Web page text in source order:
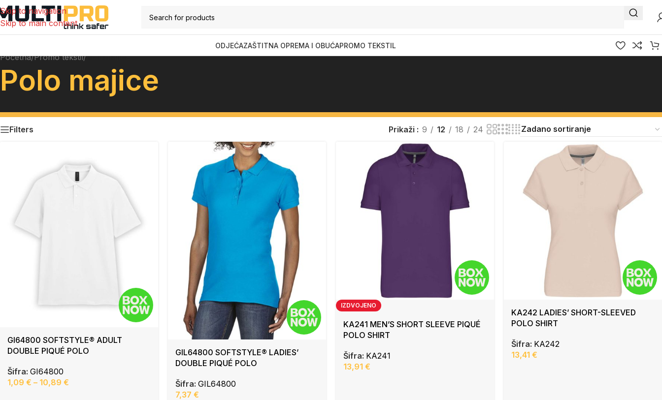
Skip to navigation
Skip to main content
ODJEĆAZAŠTITNA OPREMA I OBUĆAPROMO TEKSTIL
Početna/Promo tekstil/Polo majice
Polo majice
Filters Prikaži 9 12 18 24
GI64800 SOFTSTYLE® ADULT
DOUBLE PIQUÉ POLO
Šifra: GI64800
1,09 € – 10,89 €
GIL64800 SOFTSTYLE® LADIES’
DOUBLE PIQUÉ POLO
Šifra: GIL64800
7,37 €
IZDVOJENO
KA241 MEN’S SHORT SLEEVE PIQUÉ
POLO SHIRT
Šifra: KA241
13,91 €
KA242 LADIES’ SHORT-SLEEVED
POLO SHIRT
Šifra: KA242
13,41 €